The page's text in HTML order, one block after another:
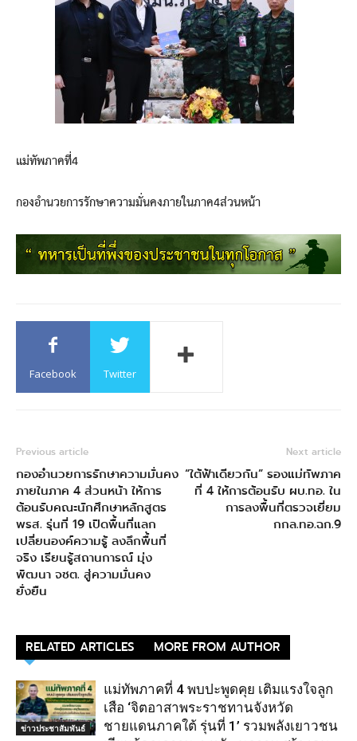
แม่ทัพภาคที่4
กองอำนวยการรักษาความมั่นคงภายในภาค4ส่วนหน้า
Facebook Twitter
Previous article
กองอำนวยการรักษาความมั่นคง
ภายในภาค 4 ส่วนหน้า ให้การ
ต้อนรับคณะนักศึกษาหลักสูตร
พรส. รุ่นที่ 19 เปิดพื้นที่แลก
เปลี่ยนองค์ความรู้ ลงลึกพื้นที่
จริง เรียนรู้สถานการณ์ มุ่ง
พัฒนา จชต. สู่ความมั่นคง
ยั่งยืน
Next article
“ใต้ฟ้าเดียวกัน” รองแม่ทัพภาค
ที่ 4 ให้การต้อนรับ ผบ.ทอ. ใน
การลงพื้นที่ตรวจเยี่ยม
กกล.ทอ.ฉก.9
RELATED ARTICLES MORE FROM AUTHOR
ข่าวประชาสัมพันธ์
แม่ทัพภาคที่ 4 พบปะพูดคุย เติมแรงใจลูก
เสือ ‘จิตอาสาพระราชทานจังหวัด
ชายแดนภาคใต้ รุ่นที่ 1’ รวมพลังเยาวชน